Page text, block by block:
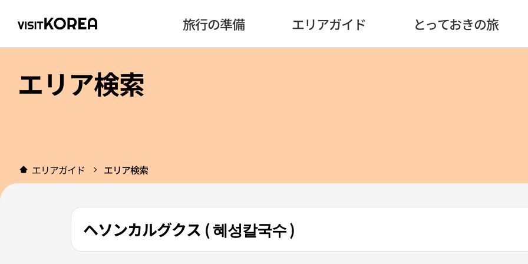
旅行の準備 エリアガイド とっておきの旅
エリア検索
エリアガイド エリア検索
ヘソンカルグクス ( 혜성칼국수 )